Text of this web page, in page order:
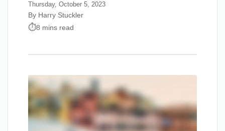
Thursday, October 5, 2023
By Harry Stuckler
8 mins read